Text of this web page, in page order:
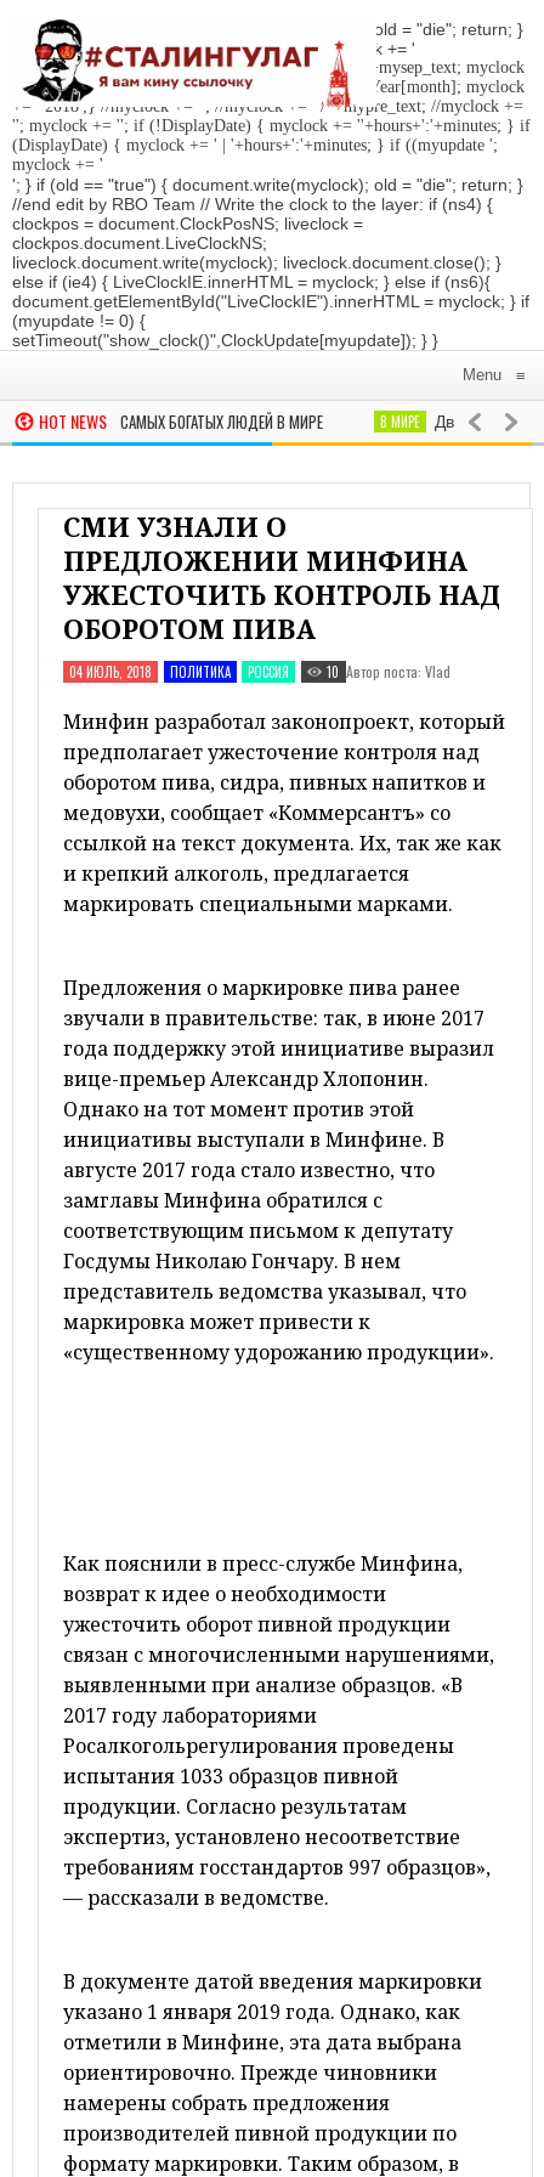
'; } if (old == "true") { document.write(myclock); old = "die"; return; }
//Date-Time if (StyleDate) { myclock = ''; myclock += '
'; if (DisplayDate) { myclock += ' '; //myclock += ' '+mysep_text; myclock
+= DaysOfWeek[day]+', '+mday+mn+' '+MonthsOfYear[month]; myclock
+= ' 2018';} //myclock += '
'; //myclock += ' / '+mypre_text; //myclock +=
''; myclock += ''; if (!DisplayDate) { myclock += ''+hours+':'+minutes; } if
(DisplayDate) { myclock += ' | '+hours+':'+minutes; } if ((myupdate ';
myclock += '
'; } if (old == "true") { document.write(myclock); old = "die"; return; }
//end edit by RBO Team // Write the clock to the layer: if (ns4) {
clockpos = document.ClockPosNS; liveclock =
clockpos.document.LiveClockNS;
liveclock.document.write(myclock); liveclock.document.close(); }
else if (ie4) { LiveClockIE.innerHTML = myclock; } else if (ns6){
document.getElementById("LiveClockIE").innerHTML = myclock; } if
(myupdate != 0) {
setTimeout("show_clock()",ClockUpdate[myupdate]); } }
Menu ≡
HOT NEWS
РЕЙТИНГ САМЫХ БОГАТЫХ ЛЮДЕЙ В МИРЕ‍ В МИРЕ Два
СМИ УЗНАЛИ О
ПРЕДЛОЖЕНИИ МИНФИНА
УЖЕСТОЧИТЬ КОНТРОЛЬ НАД
ОБОРОТОМ ПИВА
04 ИЮЛЬ, 2018 ПОЛИТИКА РОССИЯ 10 Автор поста: Vlad
Минфин разработал законопроект, который
предполагает ужесточение контроля над
оборотом пива, сидра, пивных напитков и
медовухи, сообщает «Коммерсантъ» со
ссылкой на текст документа. Их, так же как
и крепкий алкоголь, предлагается
маркировать специальными марками.
Предложения о маркировке пива ранее
звучали в правительстве: так, в июне 2017
года поддержку этой инициативе выразил
вице-премьер Александр Хлопонин.
Однако на тот момент против этой
инициативы выступали в Минфине. В
августе 2017 года стало известно, что
замглавы Минфина обратился с
соответствующим письмом к депутату
Госдумы Николаю Гончару. В нем
представитель ведомства указывал, что
маркировка может привести к
«существенному удорожанию продукции».
Как пояснили в пресс-службе Минфина,
возврат к идее о необходимости
ужесточить оборот пивной продукции
связан с многочисленными нарушениями,
выявленными при анализе образцов. «В
2017 году лабораториями
Росалкогольрегулирования проведены
испытания 1033 образцов пивной
продукции. Согласно результатам
экспертиз, установлено несоответствие
требованиям госстандартов 997 образцов»,
— рассказали в ведомстве.
В документе датой введения маркировки
указано 1 января 2019 года. Однако, как
отметили в Минфине, эта дата выбрана
ориентировочно. Прежде чиновники
намерены собрать предложения
производителей пивной продукции по
формату маркировки. Таким образом, в